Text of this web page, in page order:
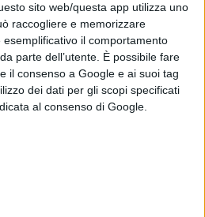
sito web/questa app utilizza uno
raccogliere e memorizzare
il comportamento
parte dell’utente. È possibile fare
il consenso a Google e ai suoi tag
dei dati per gli scopi specificati
al consenso di Google.
nuoro@confcommercio.it